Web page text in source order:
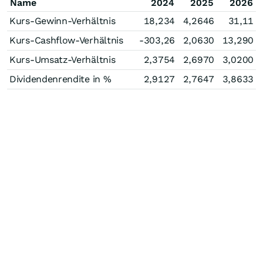
Name 2024 2025
2026
Kurs-Gewinn-Verhältnis
18,234 4,2646
31,11
Kurs-Cashflow-Verhältnis
-303,26 2,0630
13,290
Kurs-Umsatz-Verhältnis
2,3754 2,6970
3,0200
Dividendenrendite in %
2,9127 2,7647 3,8633